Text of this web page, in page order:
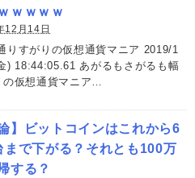
ｗｗｗｗ
12月14日
りすがりの仮想通貨マニア 2019/1
) 18:44:05.61 あがるもさがるも幅
の仮想通貨マニア…
論】ビットコインはこれから6
まで下がる？それとも100万
する？